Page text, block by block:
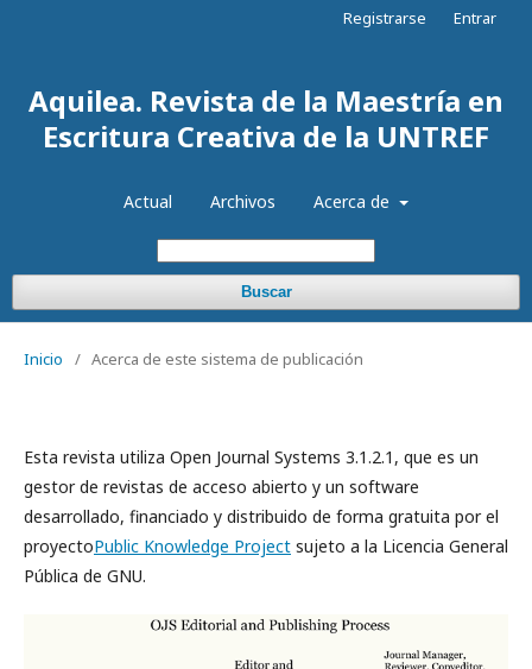
Aquilea. Revista de la Maestría en
Escritura Creativa de la UNTREF
Actual Archivos Acerca de
Buscar
Registrarse Entrar
Inicio / Acerca de este sistema de publicación
Esta revista utiliza Open Journal Systems 3.1.2.1, que es un
gestor de revistas de acceso abierto y un software
desarrollado, financiado y distribuido de forma gratuita por el
proyectoPublic Knowledge Project sujeto a la Licencia General
Pública de GNU.